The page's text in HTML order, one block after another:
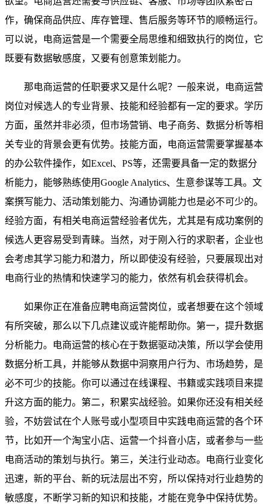
作，确保商品供应、库存管理、售后服务等环节的顺畅运行。
可以说，电商运营是一个需要全局思维和细致执行的岗位，它
既要有数据敏感度，又要有创意策划能力。
那电商运营的任职要求又是什么呢？一般来说，电商运营
岗位对候选人的专业背景、技能和经验都有一定的要求。学历
方面，虽然并非必须，但市场营销、电子商务、数据分析等相
关专业的背景会更有优势。技能方面，电商运营需要掌握基本
的办公软件操作，如Excel、PS等，还需要具备一定的数据分
析能力，能够熟练使用Google Analytics、生意参谋等工具。文
案撰写能力、活动策划能力、沟通协调能力也是必不可少的。
经验方面，有相关电商运营经验者优先，尤其是有成功案例的
候选人更容易受到青睐。当然，对于刚入行的求职者，企业也
会考虑其学习能力和潜力，所以即使没有经验，只要展现出对
电商行业的热情和快速学习的能力，依然有机会获得机会。
如果你正在准备应聘电商运营岗位，或者想要在这个领域
有所突破，那么以下几点建议或许能帮助你。第一，提升数据
分析能力。电商运营的核心在于数据驱动决策，所以学会使用
数据分析工具，并能够从数据中洞察用户行为、市场趋势，是
必不可少的技能。你可以通过在线课程、书籍或实践项目来提
升这方面的能力。第二，积累实战经验。如果你还没有相关经
验，不妨尝试在个人账号或小型项目中实践电商运营的各个环
节，比如开一个淘宝小店、运营一个抖音小店，或者参与一些
电商活动的策划与执行。第三，关注行业动态。电商行业变化
迅速，新的平台、新的玩法层出不穷，所以保持对行业趋势的
敏感度，不断学习新的知识和技能，才能在竞争中保持优势。